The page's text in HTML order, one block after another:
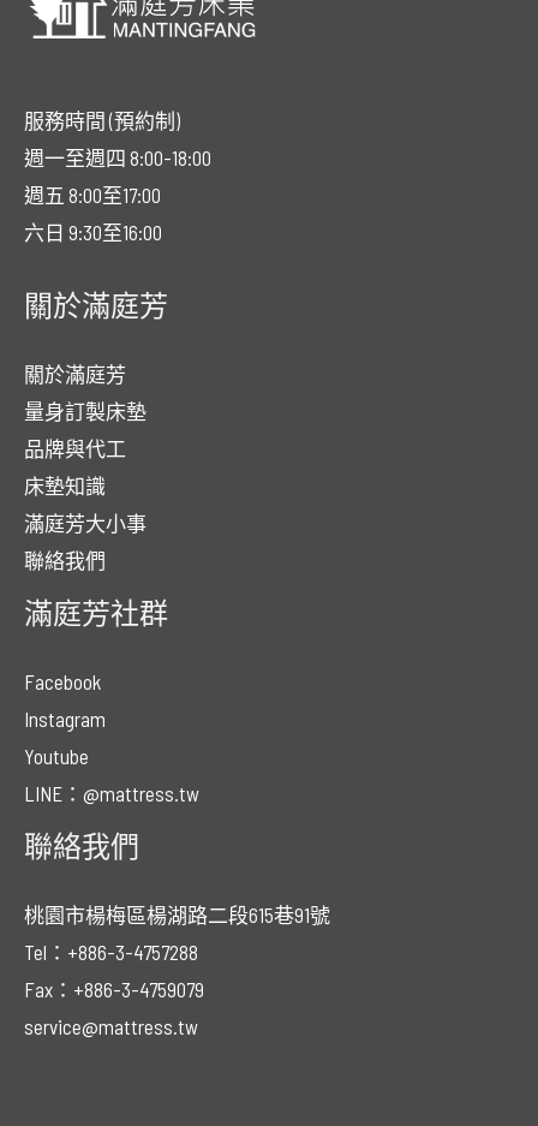
服務時間 (預約制)
週一至週四 8:00-18:00
週五 8:00至17:00
六日 9:30至16:00
關於滿庭芳
關於滿庭芳
量身訂製床墊
品牌與代工
床墊知識
滿庭芳大小事
聯絡我們
滿庭芳社群
Facebook
Instagram
Youtube
LINE：@mattress.tw
聯絡我們
桃園市楊梅區楊湖路二段615巷91號
Tel：+886-3-4757288
Fax：+886-3-4759079
service@mattress.tw